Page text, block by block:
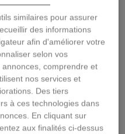
Tutti Frutti
similaires pour assurer
des informations
afin d'améliorer votre
selon vos
comprendre et
nos services et
Des tiers
à ces technologies dans
En cliquant sur
aux finalités ci-dessus